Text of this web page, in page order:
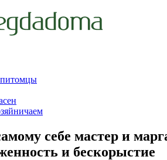
себе мастер и
и бескорыстие